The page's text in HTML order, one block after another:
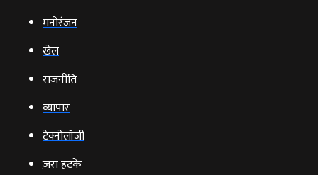
मनोरंजन
खेल
राजनीति
व्‍यापार
टेक्‍नोलॉजी
ज़रा हटके